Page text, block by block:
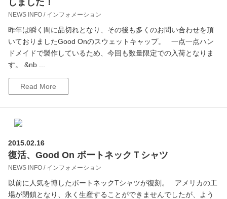
しました！
NEWS INFO / インフォメーション
昨年は瞬く間に品切れとなり、その後も多くのお問い合わせを頂
いておりましたGood Onのスウェットキャップ。 一点一点ハン
ドメイドで製作しているため、今回も数量限定での入荷となりま
す。 &nb ...
Read More
2015.02.16
復活、Good On ボートネックＴシャツ
NEWS INFO / インフォメーション
以前に人気を博したボートネックTシャツが復刻。 アメリカの工
場が閉鎖となり、永く生産することができませんでしたが、よう